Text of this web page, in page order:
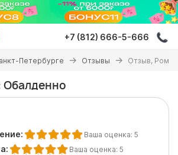
+7 (812) 666-5-666
Петербурге Отзывы Отзыв,
Обалденно
Ваша оценка: 5
Ваша оценка: 5